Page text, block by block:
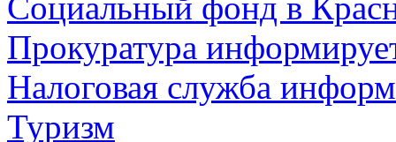
Прокуратура
Налоговая служба
Туризм